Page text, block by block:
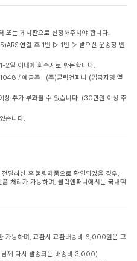
또는 게시판으로 신청해주셔야 합니다.
연결 후 1번 ▷ 1번 ▷ 받으신 운송장 번
2일 이내에 회수지로 방문합니다.
/ 예금주 : (주)클릭앤퍼니 (입금자명 옆
상 추가 부과될 수 있습니다. (30만원 이상 주
습니다.
달하신 후 불량제품으로 확인되었을 경우,
처리가 가능하며, 클릭앤퍼니에서는 국내택
가능하며, 교환시 교환배송비 6,000원은 고
께 다시 발송되는 배송비 3,000)